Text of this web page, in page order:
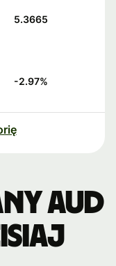
5.3665
-2.97%
AUD